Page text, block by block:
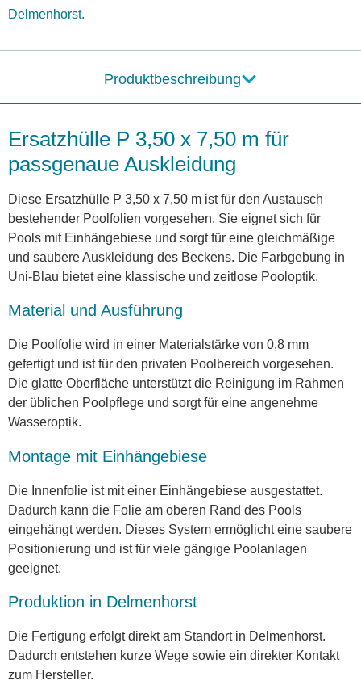
Delmenhorst.
Produktbeschreibung
Ersatzhülle P 3,50 x 7,50 m für
passgenaue Auskleidung
Diese Ersatzhülle P 3,50 x 7,50 m ist für den Austausch
bestehender Poolfolien vorgesehen. Sie eignet sich für
Pools mit Einhängebiese und sorgt für eine gleichmäßige
und saubere Auskleidung des Beckens. Die Farbgebung in
Uni-Blau bietet eine klassische und zeitlose Pooloptik.
Material und Ausführung
Die Poolfolie wird in einer Materialstärke von 0,8 mm
gefertigt und ist für den privaten Poolbereich vorgesehen.
Die glatte Oberfläche unterstützt die Reinigung im Rahmen
der üblichen Poolpflege und sorgt für eine angenehme
Wasseroptik.
Montage mit Einhängebiese
Die Innenfolie ist mit einer Einhängebiese ausgestattet.
Dadurch kann die Folie am oberen Rand des Pools
eingehängt werden. Dieses System ermöglicht eine saubere
Positionierung und ist für viele gängige Poolanlagen
geeignet.
Produktion in Delmenhorst
Die Fertigung erfolgt direkt am Standort in Delmenhorst.
Dadurch entstehen kurze Wege sowie ein direkter Kontakt
zum Hersteller.